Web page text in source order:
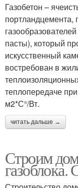
Газобетон –
портландцемента,
пасты), который
искусственный
востребован в
теплопередаче
м2*С°/Вт.
читать дальше →
Строим
газоблока.